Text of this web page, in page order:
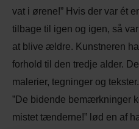
vat i ørene!” Hvis der var ét
tilbage til igen og igen, så
at blive ældre. Kunstneren
forhold til den tredje alder.
malerier, tegninger og tekster.
”De bidende bemærkninger
mistet tænderne!” lød en af